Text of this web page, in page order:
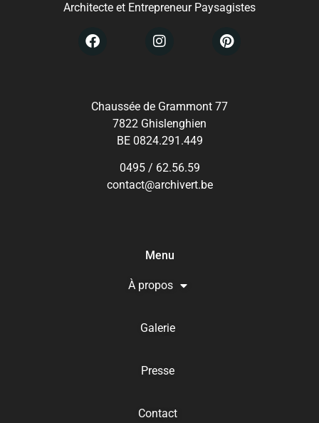
Architecte et Entrepreneur Paysagistes
Chaussée de Grammont 77
7822 Ghislenghien
BE 0824.291.449
0495 / 62.56.59
contact@archivert.be
Menu
À propos
Galerie
Presse
Contact